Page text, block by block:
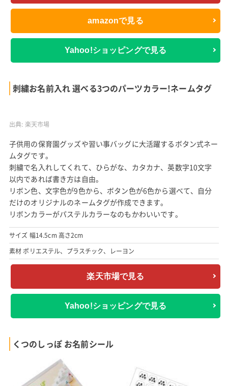
amazonで見る
Yahoo!ショッピングで見る
刺繍お名前入れ 選べる3つのパーツカラー!ネームタグ
出典: 楽天市場
子供用の保育園グッズや習い事バッグに大活躍するボタン式ネー
ムタグです。
刺繍で名入れしてくれて、ひらがな、カタカナ、英数字10文字
以内であれば書き方は自由。
リボン色、文字色が9色から、ボタン色が6色から選べて、自分
だけのオリジナルのネームタグが作成できます。
リボンカラーがパステルカラーなのもかわいいです。
サイズ 幅14.5cm 高さ2cm
素材 ポリエステル、プラスチック、レーヨン
楽天市場で見る
Yahoo!ショッピングで見る
くつのしっぽ お名前シール